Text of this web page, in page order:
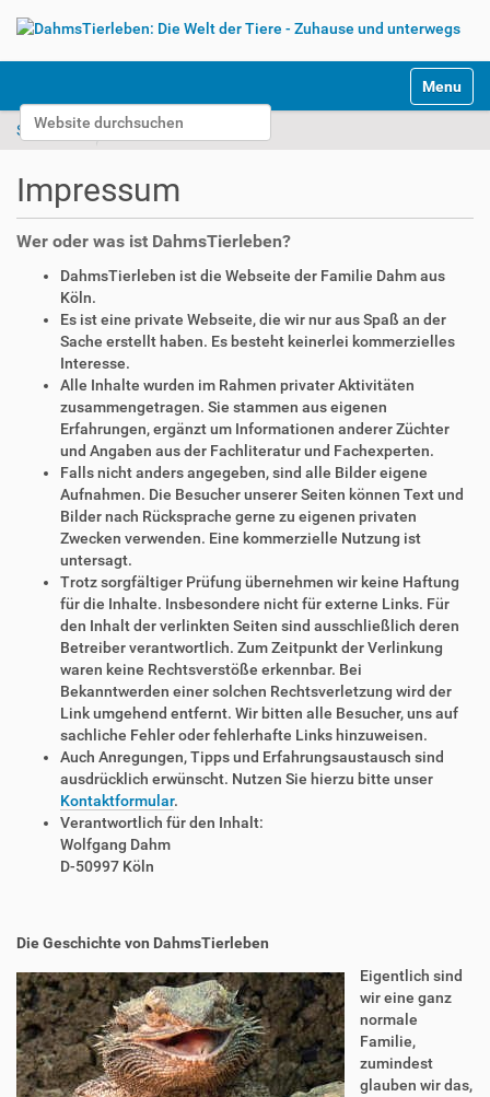
Website durchsuchen
Erweiterte Suche…
k
Toggle
Startseite Impressum
Impressum
Wer oder was ist DahmsTierleben?
DahmsTierleben ist die Webseite der Familie Dahm aus
Köln.
Es ist eine private Webseite, die wir nur aus Spaß an der
Sache erstellt haben. Es besteht keinerlei kommerzielles
Interesse.
Alle Inhalte wurden im Rahmen privater Aktivitäten
zusammengetragen. Sie stammen aus eigenen
Erfahrungen, ergänzt um Informationen anderer Züchter
und Angaben aus der Fachliteratur und Fachexperten.
Falls nicht anders angegeben, sind alle Bilder eigene
Aufnahmen. Die Besucher unserer Seiten können Text und
Bilder nach Rücksprache gerne zu eigenen privaten
Zwecken verwenden. Eine kommerzielle Nutzung ist
untersagt.
Trotz sorgfältiger Prüfung übernehmen wir keine Haftung
für die Inhalte. Insbesondere nicht für externe Links. Für
den Inhalt der verlinkten Seiten sind ausschließlich deren
Betreiber verantwortlich. Zum Zeitpunkt der Verlinkung
waren keine Rechtsverstöße erkennbar. Bei
Bekanntwerden einer solchen Rechtsverletzung wird der
Link umgehend entfernt. Wir bitten alle Besucher, uns auf
sachliche Fehler oder fehlerhafte Links hinzuweisen.
Auch Anregungen, Tipps und Erfahrungsaustausch sind
ausdrücklich erwünscht. Nutzen Sie hierzu bitte unser
Kontaktformular.
Verantwortlich für den Inhalt:
Wolfgang Dahm
D-50997 Köln
Die Geschichte von DahmsTierleben
Eigentlich sind
wir eine ganz
normale
Familie,
zumindest
glauben wir das,